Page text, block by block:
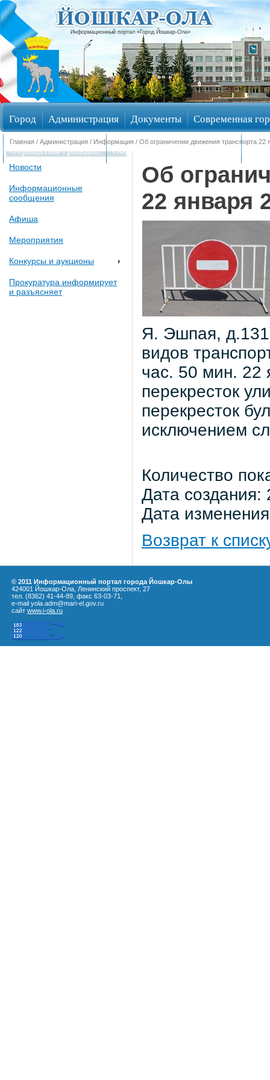
Информационный портал «Город Йошкар-Ола»
Город Администрация Документы Современная
Обращения граждан Общественные обсуждения
Главная / Администрация / Информация / Об ограничении движения транспорта 22
Новости
Информационные
сообщения
Афиша
Мероприятия
Конкурсы и аукционы
Прокуратура информирует
и разъясняет
Об
22 января
Я. Эшпая,
видов
час. 50 мин. 22
перекресток
перекресток
исключением
Количество
Дата
Дата
Возврат к
© 2011 Информационный портал города Йошкар-Олы
424001 Йошкар-Ола, Ленинский проспект, 27
тел. (8362) 41-44-89, факс 63-03-71,
e-mail yola.adm@mari-el.gov.ru
сайт www.i-ola.ru